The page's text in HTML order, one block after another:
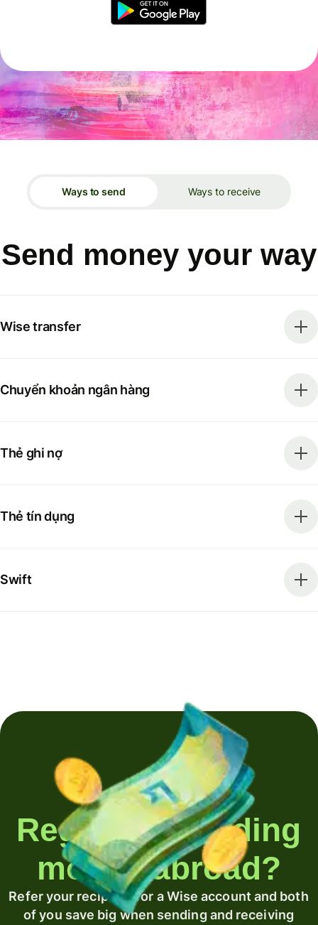
Ways to send Ways to receive
Send money your way
Wise transfer
Chuyển khoản ngân hàng
Thẻ ghi nợ
Thẻ tín dụng
Swift
Regularly sending
money abroad?
Refer your recipient for a Wise account and both
of you save big when sending and receiving